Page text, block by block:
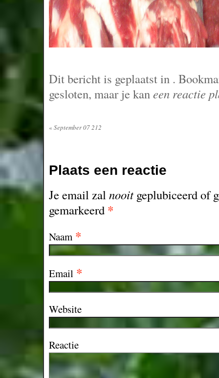
Dit bericht is geplaatst in .
gesloten, maar je kaneen reactie
« September 07 212
Plaats een reactie
Je email zalnooitgeplubiceerd of
gemarkeerd *
Naam *
Email *
Website
Reactie